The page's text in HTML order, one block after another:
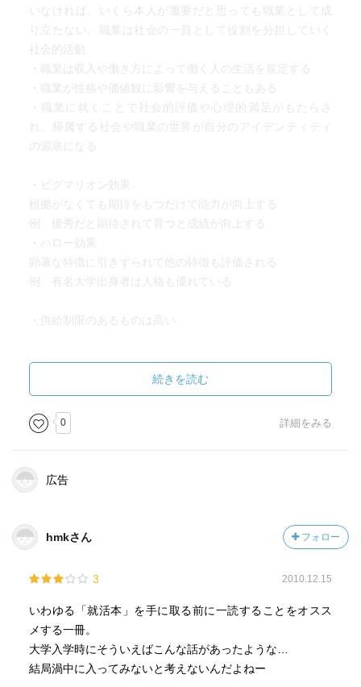
いなければ、いくら本人が重要だと思っても職業として成
り立たない。職業は社会の一員として役割を分担していく
社会的活動
・職業は収入や働き方によって働く人の生活を規定する
・職業が性格や価値観に影響を与えることもある
・職業に就くことで社会的評価や心理的満足がもたらさ
れ、帰属する社会や職業の世界が自分のアイデンティティ
の源泉になる
・ピグマリオン効果
根拠がなくても期待をもつだけで能力が向上する
例 優秀だと期待されて育つと成績が向上する
・ハロー効果
顕著な特徴に引きずられて他の特徴も評価される
例 有名大学出身者は人格も優れている
・供給制限のあるものは高い
一般 → パソコン、ＩＴ、英会話、会計、法律
特殊 → 顧客情報、人事情報、自社の機械の情報
訓練期間中には生産性以上の賃金を払い、訓練後に生産性
起業特殊技能を身につけても離職の心配がないので、会社
・企業競争力の源泉＝技能＝不確実性、予測不可能への対
応
・景気と残業時間は連動
不景気のときは残業は短い
人を採用や解雇するよりも、残業時間を調整した方が安く
済む
続きを読む
0 詳細をみる
広告
hmkさん フォロー
3 2010.12.15
いわゆる「就活本」を手に取る前に一読することをオスス
メする一冊。
大学入学時にそういえばこんな話があったような…
結局渦中に入ってみないと考えないんだよねー